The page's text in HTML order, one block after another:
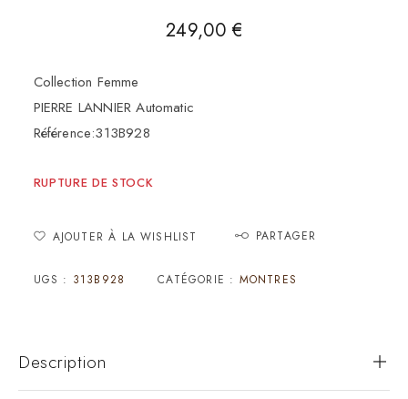
249,00€
Collection Femme
PIERRE LANNIER Automatic
Référence:313B928
RUPTURE DE STOCK
AJOUTER À LA WISHLIST PARTAGER
UGS : 313B928 CATÉGORIE : MONTRES
Description